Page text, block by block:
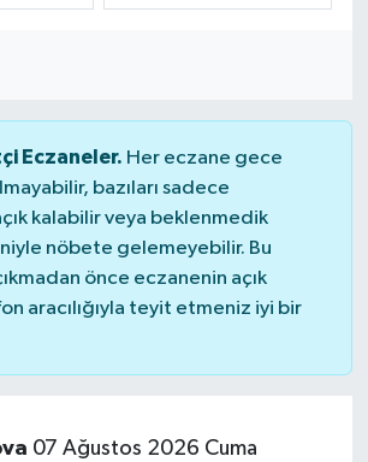
Eczaneler. Her eczane gece
bazıları sadece
kalabilir veya beklenmedik
nöbete gelemeyebilir. Bu
önce eczanenin açık
aracılığıyla teyit etmeniz iyi bir
07 Ağustos 2026 Cuma